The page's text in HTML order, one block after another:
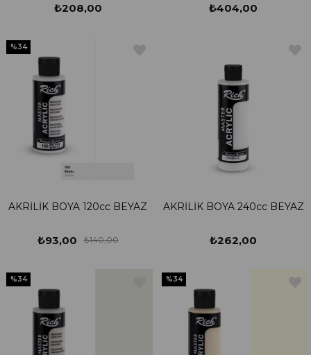
₺208,00 ₺404,00
AKRİLİK BOYA 120cc BEYAZ
₺93,00 ₺140,00
%34
AKRİLİK BOYA 240cc BEYAZ
₺262,00
%34 %34